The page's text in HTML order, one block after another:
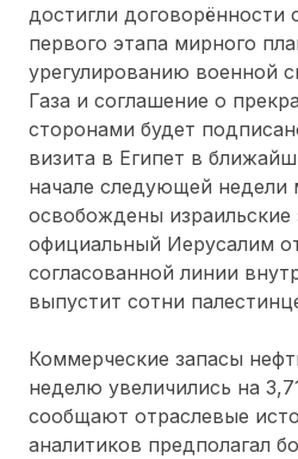
достигли договорённости
первого этапа мирного
урегулированию военной
Газа и соглашение о
сторонами будет
визита в Египет в
начале следующей недели
освобождены израильские
официальный Иерусалим
согласованной линии
выпустит сотни
Коммерческие запасы
неделю увеличились на
сообщают отраслевые
аналитиков предполагал